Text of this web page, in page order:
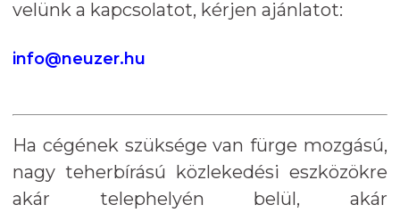
velünk a kapcsolatot, kérjen ajánlatot:
info@neuzer.hu
Ha cégének szüksége van fürge mozgású,
nagy teherbírású közlekedési eszközökre
akár telephelyén belül, akár